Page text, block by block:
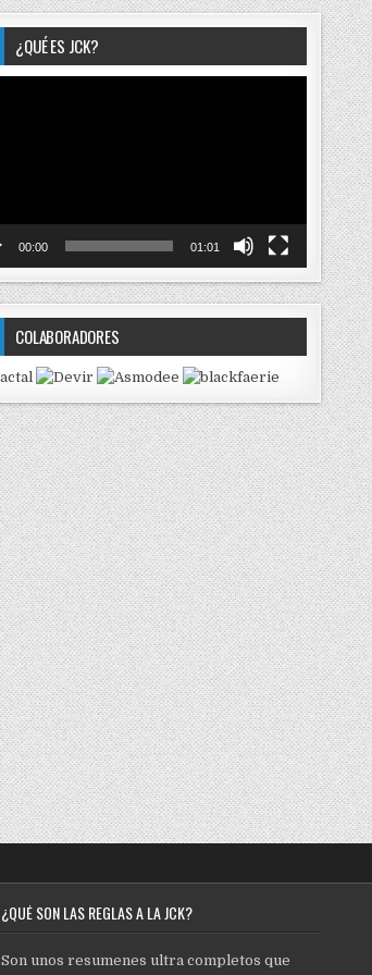
¿QUÉ ES JCK?
00:00 01:01
COLABORADORES
¿QUÉ SON LAS REGLAS A LA JCK?
Son unos resumenes ultra completos que